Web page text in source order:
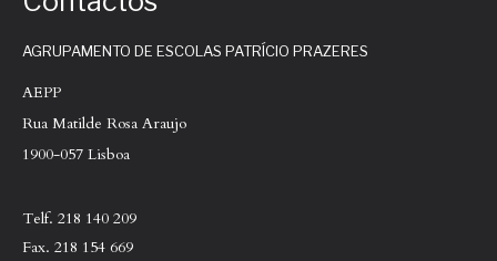
AGRUPAMENTO DE ESCOLAS PATRÍCIO PRAZERES
AEPP
Rua Matilde Rosa Araujo
1900-057 Lisboa
Telf. 218 140 209
Fax. 218 154 669